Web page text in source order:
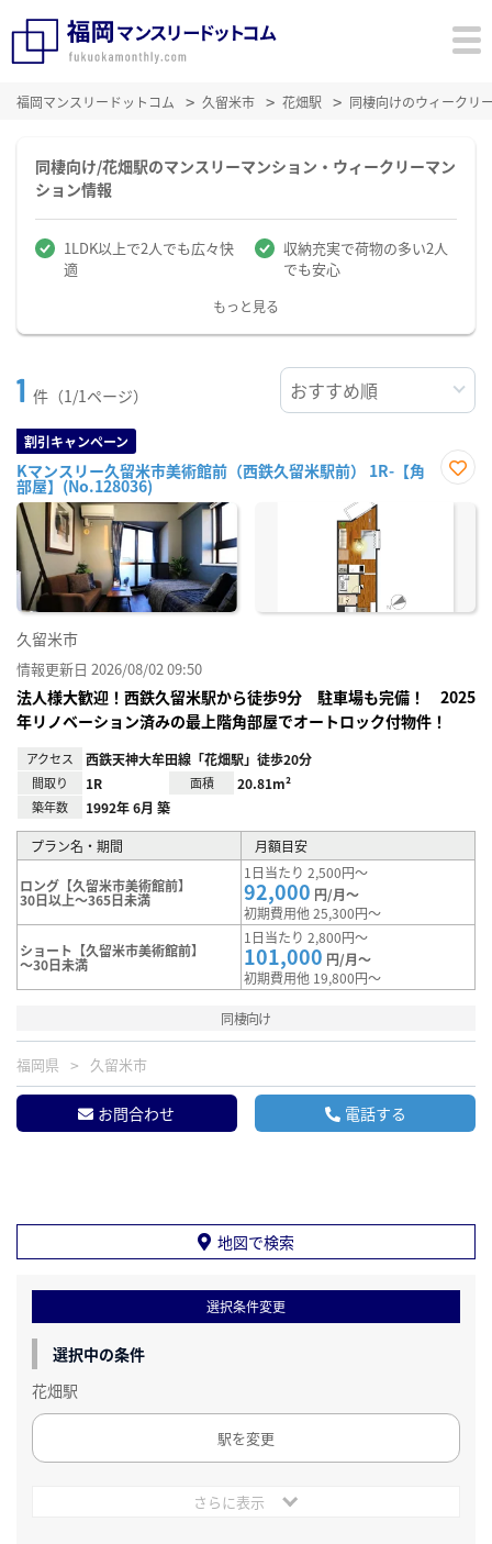
福岡マンスリードットコム 久留米市 花畑駅 同棲向けのウィークリ
同棲向け/花畑駅のマンスリーマンション・ウィークリーマン
ション情報
1LDK以上で2人でも広々快
適
収納充実で荷物の多い2人
でも安心
もっと見る
1 件（1/1ページ）
割引キャンペーン
Kマンスリー久留米市美術館前（西鉄久留米駅前） 1R-【角
部屋】(No.128036)
に入
久留米市
情報更新日 2026/08/02 09:50
法人様大歓迎！西鉄久留米駅から徒歩9分 駐車場も完備！ 2025
年リノベーション済みの最上階角部屋でオートロック付物件！
アクセス 西鉄天神大牟田線「花畑駅」徒歩20分
間取り 1R 面積 20.81m²
築年数 1992年 6月 築
プラン名・期間 月額目安
ロング【久留米市美術館前】
30日以上～365日未満
1日当たり 2,500円～
92,000 円/月～
初期費用他 25,300円～
ショート【久留米市美術館前】
～30日未満
1日当たり 2,800円～
101,000 円/月～
初期費用他 19,800円～
同棲向け
福岡県 久留米市
お問合わせ 電話する
地図で検索
選択条件変更
選択中の条件
花畑駅
駅を変更
さらに表示